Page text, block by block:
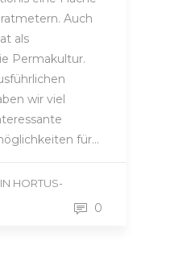
Auch
als
Permakultur.
wir viel
für…
HORTUS-
0